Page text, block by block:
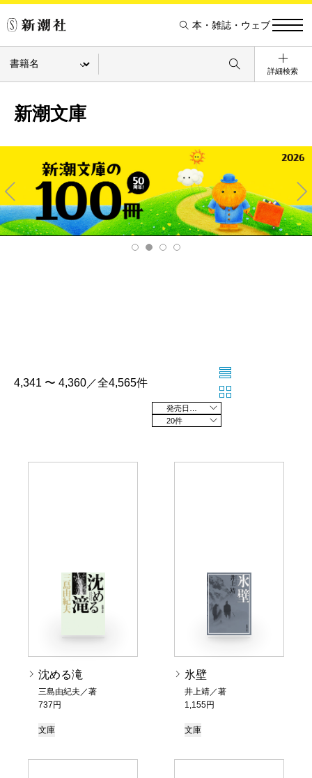
本・雑誌・ウェブ
詳細検索
新潮文庫
Pre
v
Ne
xt
4,341 〜 4,360／全4,565件
20件
沈める滝
三島由紀夫／著
737円
文庫
氷壁
井上靖／著
1,155円
文庫